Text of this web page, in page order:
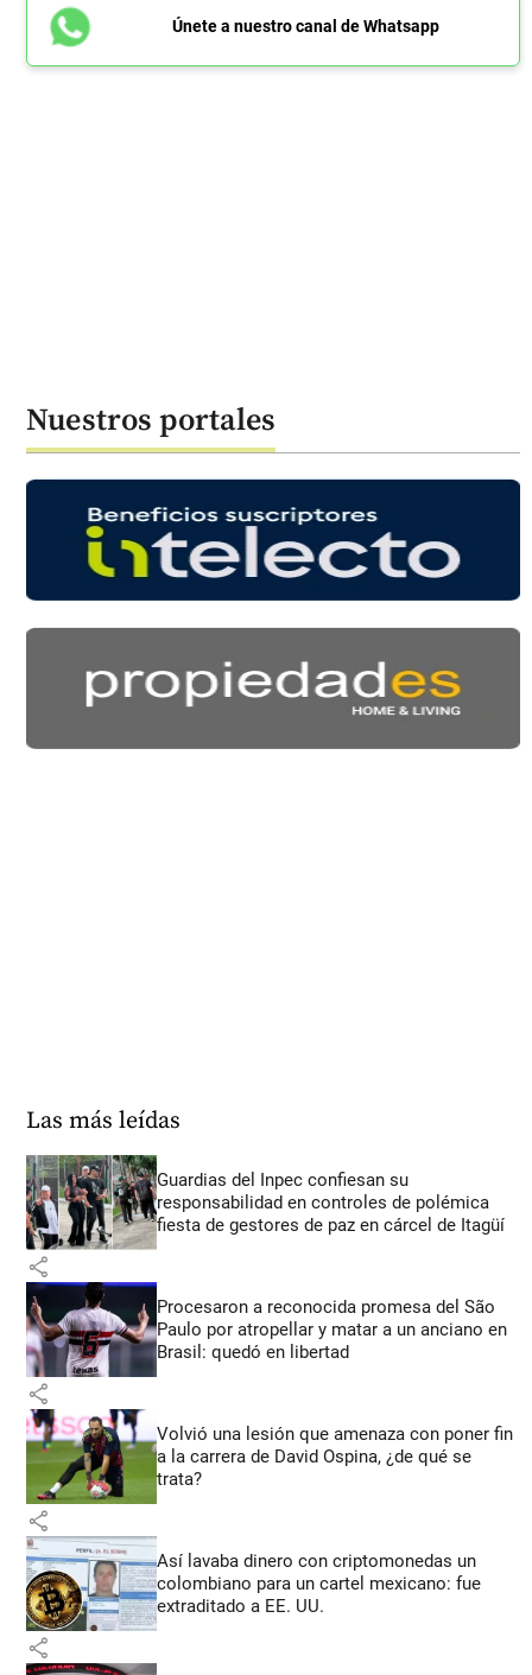
Únete a nuestro canal de Whatsapp
Nuestros portales
Las más leídas
Guardias del Inpec confiesan su
responsabilidad en controles de polémica
fiesta de gestores de paz en cárcel de Itagüí
share
Procesaron a reconocida promesa del São
Paulo por atropellar y matar a un anciano en
Brasil: quedó en libertad
share
Volvió una lesión que amenaza con poner fin
a la carrera de David Ospina, ¿de qué se
trata?
share
Así lavaba dinero con criptomonedas un
colombiano para un cartel mexicano: fue
extraditado a EE. UU.
share